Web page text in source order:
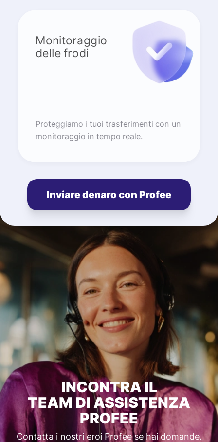
Monitoraggio
delle frodi
Proteggiamo i tuoi trasferimenti con un
monitoraggio in tempo reale.
Inviare denaro con Profee
INCONTRA IL
TEAM DI ASSISTENZA
PROFEE
Contatta i nostri eroi Profee se hai domande.